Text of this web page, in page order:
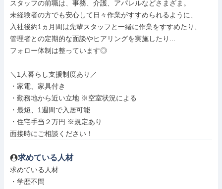
スタッフの前職は、事務、介護、アパレルなどさまざま。
未経験者の方でも安心して日々作業がすすめられるように、
入社後約1ヵ月間は先輩スタッフと一緒に作業をすすめたり、
管理者との定期的な面談やヒアリングを実施したり...
フォロー体制は整っています◎
＼1人暮らし支援制度あり／
・家電、家具付き
・勤務地から近い立地 ※空室状況による
・最短、1週間で入居可能
・住宅手当２万円 ※規定あり
面接時にご相談ください！
求めている人材
求めている人材
・学歴不問